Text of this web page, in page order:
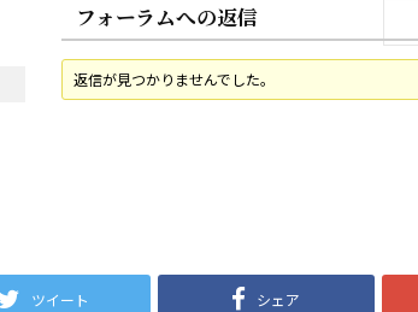
フォーラムへの返信
返信が見つかりませんでした。
ツイート シェア